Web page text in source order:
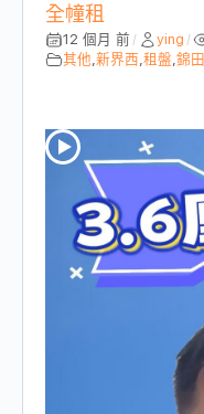
全幢租
12 個月 前 / ying /
其他 新界西 租盤 錦田